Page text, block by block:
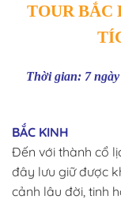
TOUR BẮC
Thời gian: 7
BẮC KINH
Đến với thành cổ
đây lưu giữ được
cảnh lâu đời, tinh